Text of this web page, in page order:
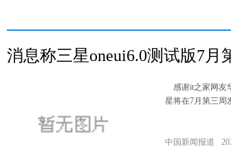
消息称三星oneui6.0测试版7
感谢it之家网友
星将在7月第三周
中国新闻报道